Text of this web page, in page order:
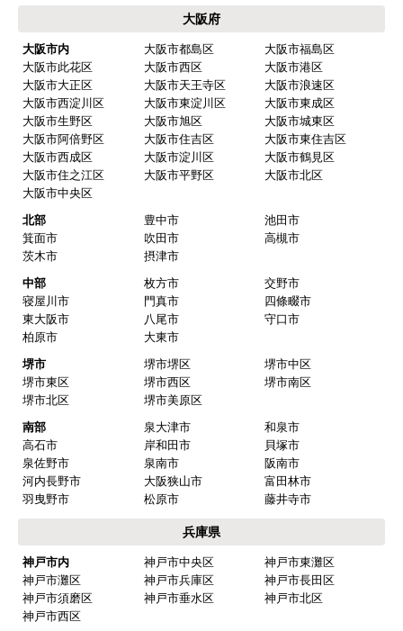
大阪府
大阪市内 大阪市都島区
大阪市福島区
大阪市此花区
大阪市西区
大阪市港区
大阪市大正区
大阪市天王寺区
大阪市浪速区
大阪市西淀川区
大阪市東淀川区
大阪市東成区
大阪市生野区
大阪市旭区
大阪市城東区
大阪市阿倍野区
大阪市住吉区
大阪市東住吉区
大阪市西成区
大阪市淀川区
大阪市鶴見区
大阪市住之江区
大阪市平野区
大阪市北区
大阪市中央区
北部
豊中市
池田市
箕面市
吹田市
高槻市
茨木市
摂津市
中部
枚方市
交野市
寝屋川市
門真市
四條畷市
東大阪市
八尾市
守口市
柏原市
大東市
堺市
堺市堺区
堺市中区
堺市東区
堺市西区
堺市南区
堺市北区
堺市美原区
南部
泉大津市
和泉市
高石市
岸和田市
貝塚市
泉佐野市
泉南市
阪南市
河内長野市
大阪狭山市
富田林市
羽曳野市
松原市 藤井寺市
兵庫県
神戸市内 神戸市中央区
神戸市東灘区
神戸市灘区
神戸市兵庫区
神戸市長田区
神戸市須磨区
神戸市垂水区
神戸市北区
神戸市西区